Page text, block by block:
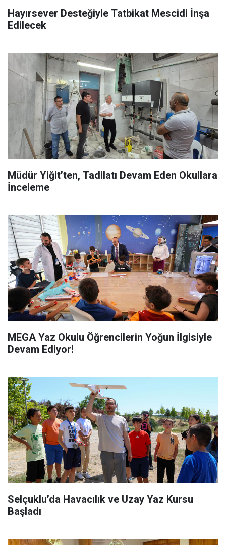
Hayırsever Desteğiyle Tatbikat Mescidi İnşa
Edilecek
Müdür Yiğit’ten, Tadilatı Devam Eden Okullara
İnceleme
MEGA Yaz Okulu Öğrencilerin Yoğun İlgisiyle
Devam Ediyor!
Selçuklu’da Havacılık ve Uzay Yaz Kursu
Başladı